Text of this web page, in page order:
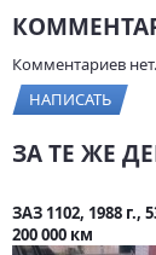
Комментариев нет.
НАПИСАТЬ
ЗА ТЕ ЖЕ
ЗАЗ 1102, 1988 г.,
200 000 км